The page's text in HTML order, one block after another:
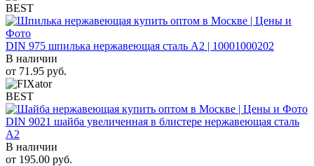
BEST
DIN 975 шпилька нержавеющая сталь A2 | 10001000202
В наличии
от 71.95 руб.
BEST
DIN 9021 шайба увеличенная в блистере нержавеющая сталь
A2
В наличии
от 195.00 руб.